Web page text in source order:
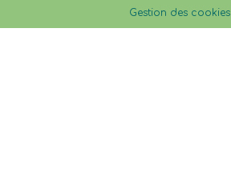
Gestion des cookies